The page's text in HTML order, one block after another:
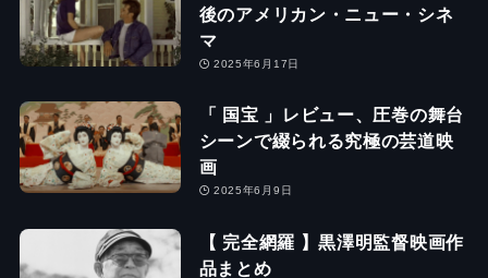
後のアメリカン・ニュー・シネ
マ
2025年6月17日
「 国宝 」レビュー、圧巻の舞台
シーンで綴られる究極の芸道映
画
2025年6月9日
【 完全網羅 】黒澤明監督映画作
品まとめ